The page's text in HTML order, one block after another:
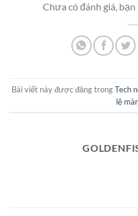
Chưa có đánh giá,
Bài viết này được đăng trongTech
lệ